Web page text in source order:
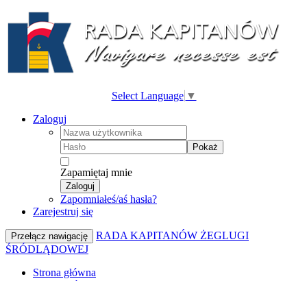
Select Language ▼
Zaloguj
Pokaż
Zapamiętaj mnie
Zaloguj
Zapomniałeś/aś hasła?
Zarejestruj się
Przełącz nawigację
RADA KAPITANÓW ŻEGLUGI
ŚRÓDLĄDOWEJ
Strona główna